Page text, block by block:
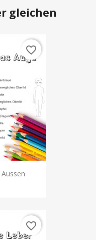
gleichen
favorite_border
favorite_border